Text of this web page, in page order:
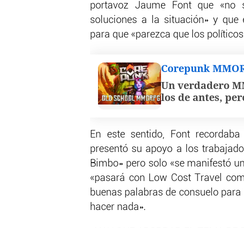
portavoz Jaume Font que
soluciones a la situación» y que
para que «parezca que los
Corepunk
Un verdadero
los de antes,
En este sentido, Font
presentó su apoyo a los
Bimbo» pero solo «se manifestó
«pasará con Low Cost Travel
buenas palabras de consuelo
hacer nada».